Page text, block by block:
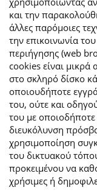
και την
άλλες παρόμοιες
την επικοινωνία
περιήγησης (web
cookies είναι μικρά
στο σκληρό δίσκο
οποιουδήποτε
του, ούτε και
του με
διευκόλυνση
χρησιμοποίηση
του δικτυακού
προκειμένου να
χρήσιμες ή